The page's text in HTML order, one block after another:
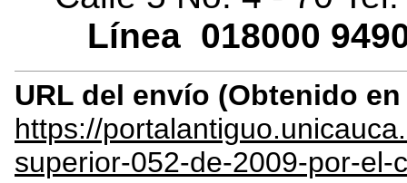
Línea 018000
URL del envío (Obtenido
https://
superior-052-de-2009-por-